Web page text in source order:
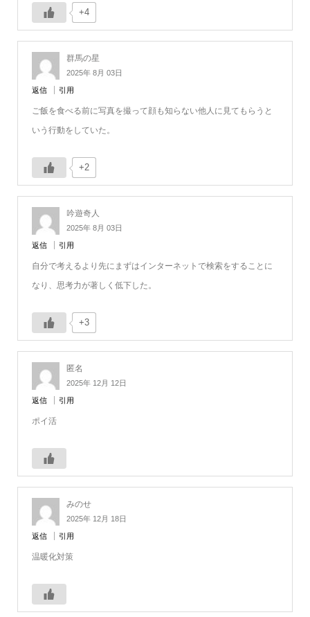
+4
群馬の星
2025年 8月 03日
返信 引用
ご飯を食べる前に写真を撮って顔も知らない他人に見てもらうと
いう行動をしていた。
+2
吟遊奇人
2025年 8月 03日
返信 引用
自分で考えるより先にまずはインターネットで検索をすることに
なり、思考力が著しく低下した。
+3
匿名
2025年 12月 12日
返信 引用
ポイ活
みのせ
2025年 12月 18日
返信 引用
温暖化対策